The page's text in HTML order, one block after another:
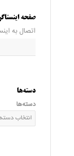
صفحه
اتصال به
دسته‌ها
دسته‌ها